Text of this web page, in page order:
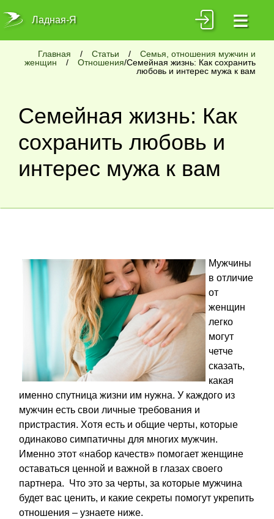
Ладная-Я ≡
Главная / Статьи /
Семья, отношения мужчин и
женщин
/ Отношения/Семейная жизнь: Как сохранить
любовь и интерес мужа к вам
Семейная жизнь: Как
сохранить любовь и
интерес мужа к вам
Мужчины
в отличие
от
женщин
легко
могут
четче
сказать,
какая
именно спутница жизни им нужна. У каждого из
мужчин есть свои личные требования и
пристрастия. Хотя есть и общие черты, которые
одинаково симпатичны для многих мужчин.
Именно этот «набор качеств» помогает женщине
оставаться ценной и важной в глазах своего
партнера. Что это за черты, за которые мужчина
будет вас ценить, и какие секреты помогут укрепить
отношения – узнаете ниже.